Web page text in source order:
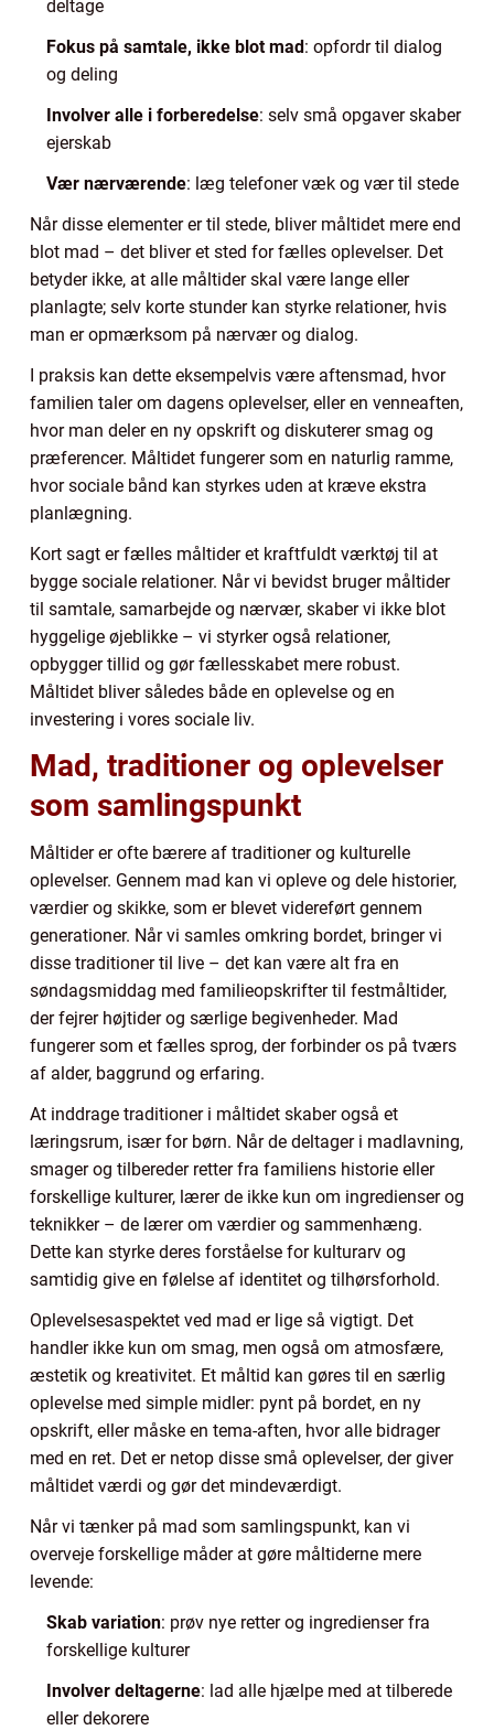
deltage
Fokus på samtale, ikke blot mad: opfordr til dialog
og deling
Involver alle i forberedelse: selv små opgaver skaber
ejerskab
Vær nærværende: læg telefoner væk og vær til stede
Når disse elementer er til stede, bliver måltidet mere end
blot mad – det bliver et sted for fælles oplevelser. Det
betyder ikke, at alle måltider skal være lange eller
planlagte; selv korte stunder kan styrke relationer, hvis
man er opmærksom på nærvær og dialog.
I praksis kan dette eksempelvis være aftensmad, hvor
familien taler om dagens oplevelser, eller en venneaften,
hvor man deler en ny opskrift og diskuterer smag og
præferencer. Måltidet fungerer som en naturlig ramme,
hvor sociale bånd kan styrkes uden at kræve ekstra
planlægning.
Kort sagt er fælles måltider et kraftfuldt værktøj til at
bygge sociale relationer. Når vi bevidst bruger måltider
til samtale, samarbejde og nærvær, skaber vi ikke blot
hyggelige øjeblikke – vi styrker også relationer,
opbygger tillid og gør fællesskabet mere robust.
Måltidet bliver således både en oplevelse og en
investering i vores sociale liv.
Mad, traditioner og oplevelser
som samlingspunkt
Måltider er ofte bærere af traditioner og kulturelle
oplevelser. Gennem mad kan vi opleve og dele historier,
værdier og skikke, som er blevet videreført gennem
generationer. Når vi samles omkring bordet, bringer vi
disse traditioner til live – det kan være alt fra en
søndagsmiddag med familieopskrifter til festmåltider,
der fejrer højtider og særlige begivenheder. Mad
fungerer som et fælles sprog, der forbinder os på tværs
af alder, baggrund og erfaring.
At inddrage traditioner i måltidet skaber også et
læringsrum, især for børn. Når de deltager i madlavning,
smager og tilbereder retter fra familiens historie eller
forskellige kulturer, lærer de ikke kun om ingredienser og
teknikker – de lærer om værdier og sammenhæng.
Dette kan styrke deres forståelse for kulturarv og
samtidig give en følelse af identitet og tilhørsforhold.
Oplevelsesaspektet ved mad er lige så vigtigt. Det
handler ikke kun om smag, men også om atmosfære,
æstetik og kreativitet. Et måltid kan gøres til en særlig
oplevelse med simple midler: pynt på bordet, en ny
opskrift, eller måske en tema-aften, hvor alle bidrager
med en ret. Det er netop disse små oplevelser, der giver
måltidet værdi og gør det mindeværdigt.
Når vi tænker på mad som samlingspunkt, kan vi
overveje forskellige måder at gøre måltiderne mere
levende:
Skab variation: prøv nye retter og ingredienser fra
forskellige kulturer
Involver deltagerne: lad alle hjælpe med at tilberede
eller dekorere